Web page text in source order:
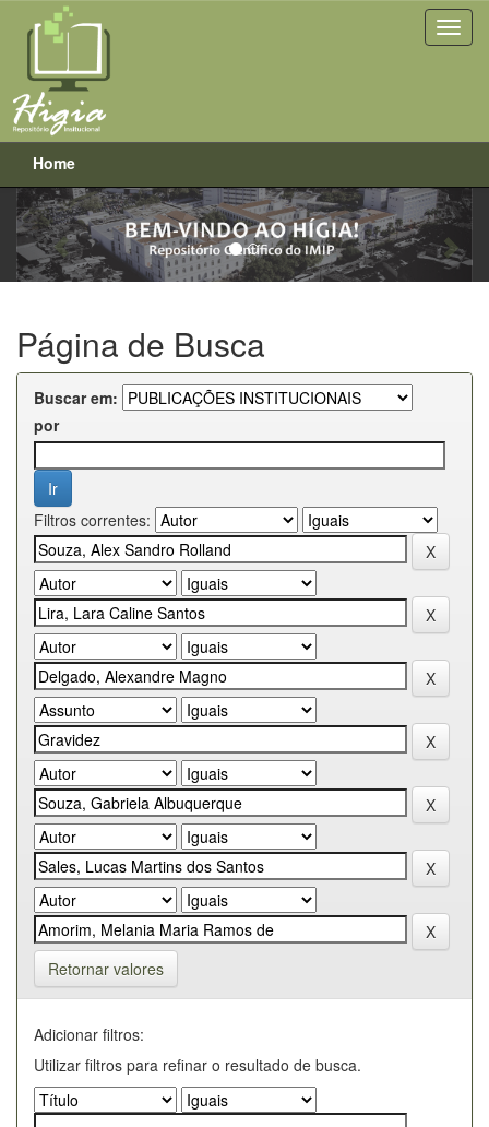
Skip
navigation
Home
Previous Next
Página de Busca
Buscar em:
por
Filtros correntes:
Retornar valores
Adicionar filtros:
Utilizar filtros para refinar o resultado de busca.